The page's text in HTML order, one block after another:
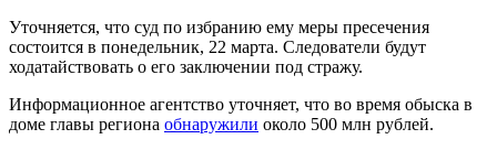
Уточняется, что суд по избранию ему меры пресечения
состоится в понедельник, 22 марта. Следователи будут
ходатайствовать о его заключении под стражу.
Информационное агентство уточняет, что во время обыска в
доме главы региона обнаружили около 500 млн рублей.